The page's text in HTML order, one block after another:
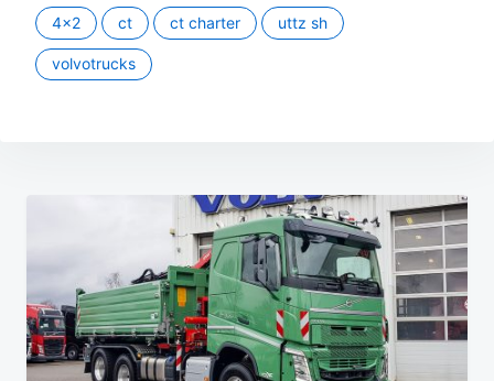
4x2 ct ct charter uttz sh
volvotrucks
Beitragsnavigation